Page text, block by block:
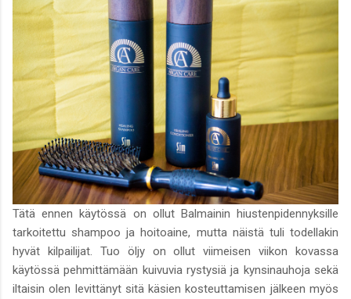
Tätä ennen käytössä on ollut Balmainin hiustenpidennyksille
tarkoitettu shampoo ja hoitoaine, mutta näistä tuli todellakin
hyvät kilpailijat. Tuo öljy on ollut viimeisen viikon kovassa
käytössä pehmittämään kuivuvia rystysiä ja kynsinauhoja sekä
iltaisin olen levittänyt sitä käsien kosteuttamisen jälkeen myös